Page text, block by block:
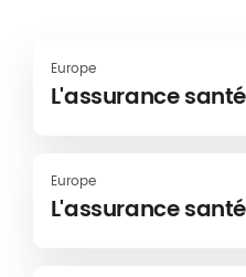
Europe
L'assurance
Europe
L'assurance